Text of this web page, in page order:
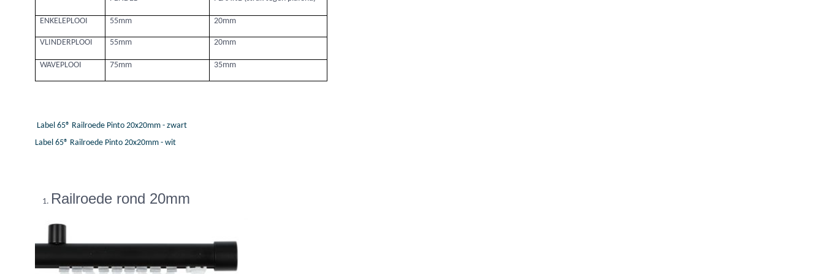
ENKELEPLOOI 55mm 20mm
VLINDERPLOOI 55mm 20mm
WAVEPLOOI 75mm 35mm
Label 65® Railroede Pinto 20x20mm - zwart
Label 65® Railroede Pinto 20x20mm - wit
Railroede rond 20mm